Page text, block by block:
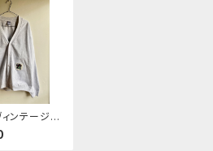
ンテージワ
ーディガン